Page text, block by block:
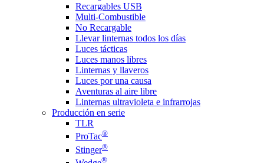
Recargables USB
Multi-Combustible
No Recargable
Llevar linternas todos los días
Luces tácticas
Luces manos libres
Linternas y llaveros
Luces por una causa
Aventuras al aire libre
Linternas ultravioleta e infrarrojas
Producción en serie
TLR
ProTac®
Stinger®
®